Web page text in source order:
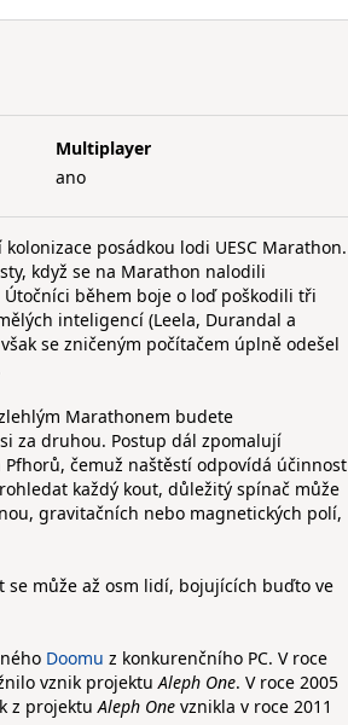
Multiplayer
ano
posádkou lodi UESC Marathon.
když se na Marathon nalodili
během boje o loď poškodili tři
inteligencí (Leela, Durandal a
se zničeným počítačem úplně odešel
Marathonem budete
za druhou. Postup dál zpomalují
čemuž naštěstí odpovídá účinnost
každý kout, důležitý spínač může
gravitačních nebo magnetických polí,
může až osm lidí, bojujících buďto ve
Doomu z konkurenčního PC. V roce
vznik projektuAleph One. V roce 2005
z projektuAleph One vznikla v roce 2011